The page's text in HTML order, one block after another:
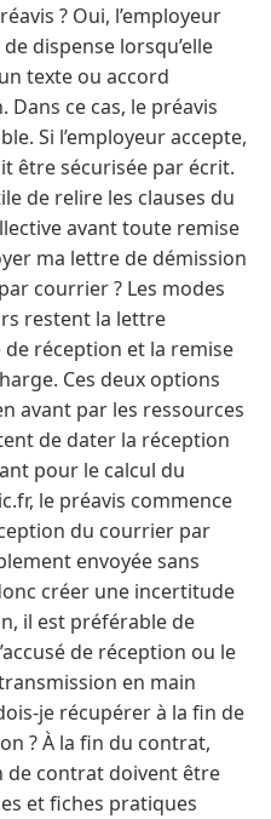
? Oui, l’employeur
dispense lorsqu’elle
texte ou accord
Dans ce cas, le préavis
Si l’employeur accepte,
être sécurisée par écrit.
de relire les clauses du
avant toute remise
ma lettre de démission
courrier ? Les modes
restent la lettre
de réception et la remise
Ces deux options
avant par les ressources
de dater la réception
pour le calcul du
le préavis commence
du courrier par
envoyée sans
créer une incertitude
il est préférable de
de réception ou le
en main
je récupérer à la fin de
? À la fin du contrat,
de contrat doivent être
et fiches pratiques